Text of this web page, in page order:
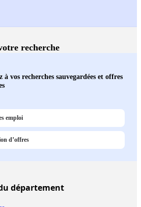
recherche
à vos recherches sauvegardées et offres
emploi
d’offres
département